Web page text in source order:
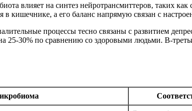
влияет на синтез нейротрансмиттеров, таких
кишечнике, а его баланс напрямую связан с
процессы тесно связаны с развитием
25-30% по сравнению со здоровыми людьми. В-